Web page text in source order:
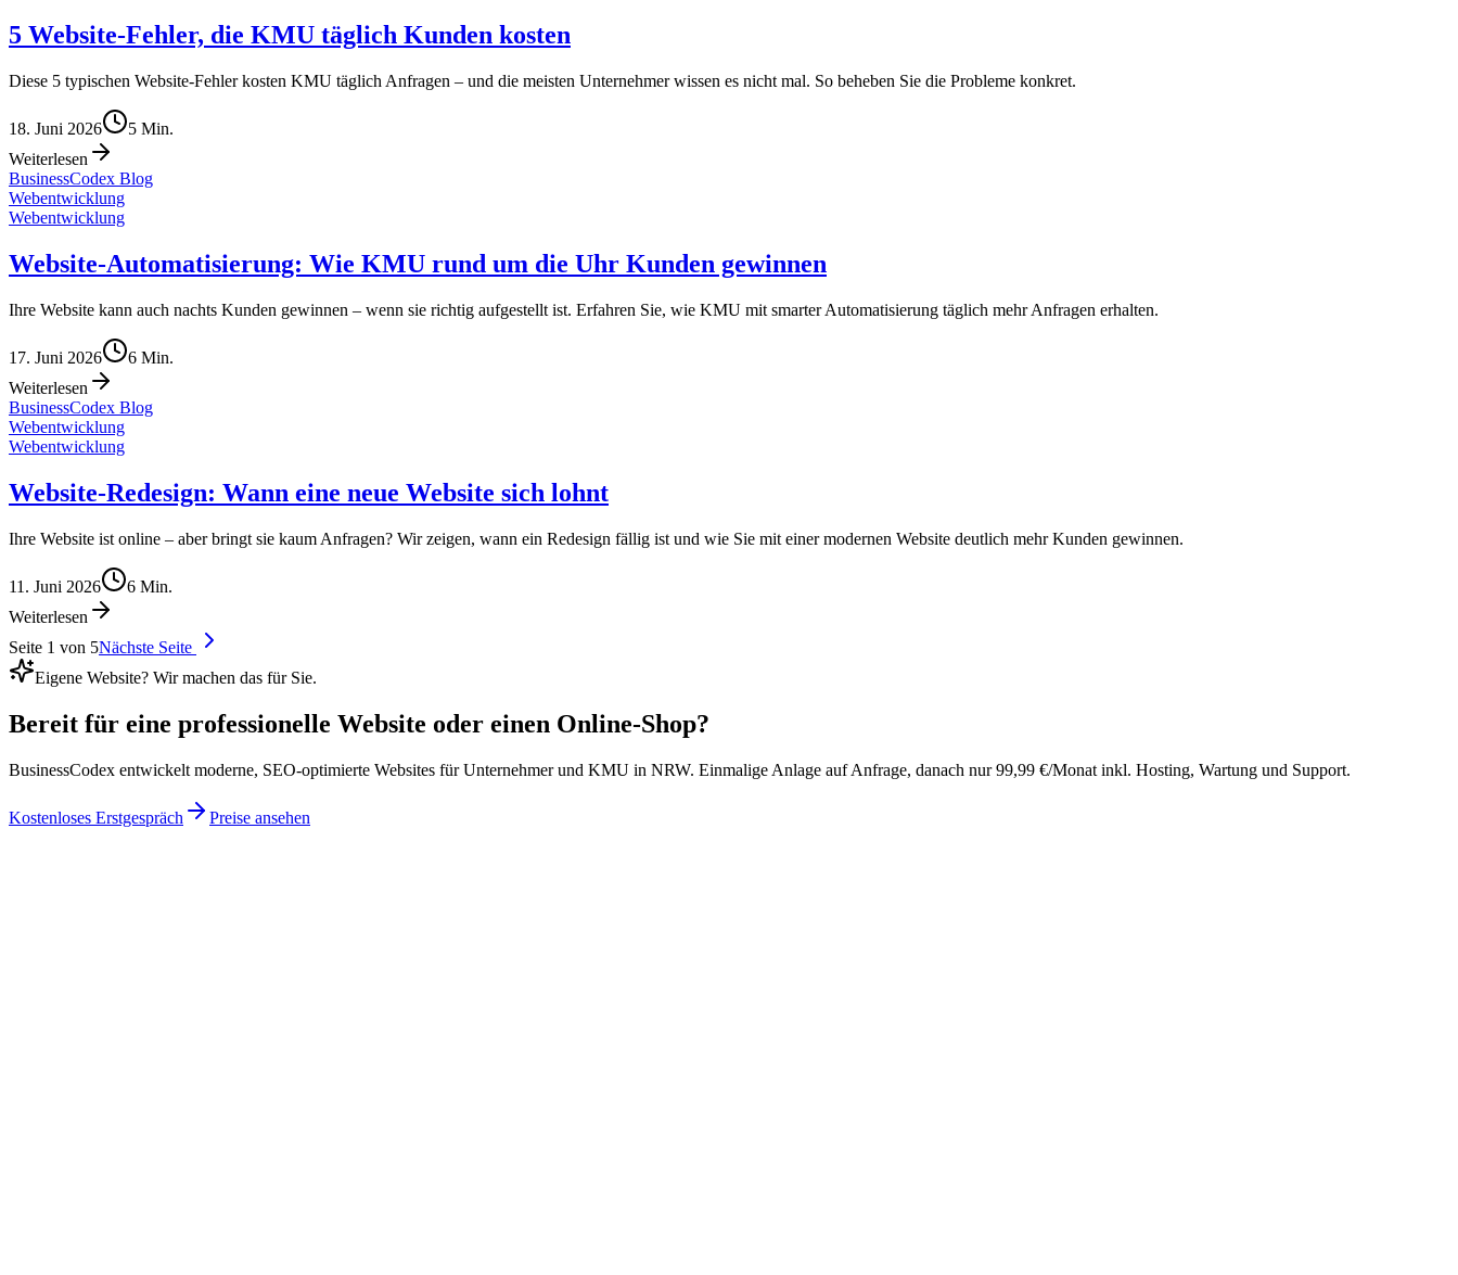
5 Website-Fehler, die KMU täglich Kunden kosten
Diese 5 typischen Website-Fehler kosten KMU täglich Anfragen – und die meisten Unternehmer wissen es nicht mal. So beheben Sie die Probleme konkret.
18. Juni 2026 5 Min.
Weiterlesen
BusinessCodex Blog
Webentwicklung
Webentwicklung
Website-Automatisierung: Wie KMU rund um die Uhr Kunden gewinnen
Ihre Website kann auch nachts Kunden gewinnen – wenn sie richtig aufgestellt ist. Erfahren Sie, wie KMU mit smarter Automatisierung täglich mehr Anfragen erhalten.
17. Juni 2026 6 Min.
Weiterlesen
BusinessCodex Blog
Webentwicklung
Webentwicklung
Website-Redesign: Wann eine neue Website sich lohnt
Ihre Website ist online – aber bringt sie kaum Anfragen? Wir zeigen, wann ein Redesign fällig ist und wie Sie mit einer modernen Website deutlich mehr Kunden gewinnen.
11. Juni 2026 6 Min.
Weiterlesen
Seite 1 von 5Nächste Seite
Eigene Website? Wir machen das für Sie.
Bereit für eine professionelle Website oder einen Online-Shop?
BusinessCodex entwickelt moderne, SEO-optimierte Websites für Unternehmer und KMU in NRW. Einmalige Anlage auf Anfrage, danach nur 99,99 €/Monat inkl. Hosting, Wartung und Support.
Kostenloses Erstgespräch Preise ansehen